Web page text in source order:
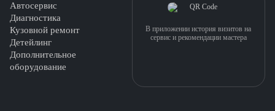
Автосервис
Диагностика
Кузовной ремонт
Детейлинг
Дополнительное
оборудование
В приложении история визитов на
сервис и рекомендации мастера